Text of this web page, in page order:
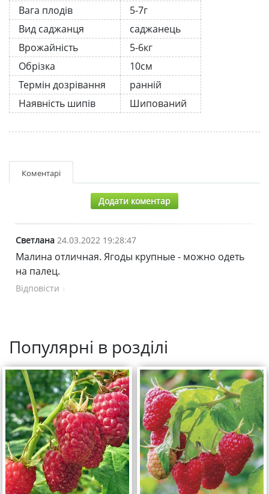
Вага плодів
5-7г
Вид саджанця
саджанець
Врожайність
5-6кг
Обрізка
10см
Термін дозрівання
ранній
Наявність шипів
Шипований
Коментарі
Додати коментар
Светлана 24.03.2022 19:28:47
Малина отличная. Ягоды крупные - можно одеть
на палец.
Відповісти
Популярні в розділі